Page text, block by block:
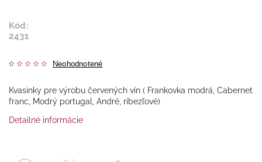
Kód:
2431
Neohodnotené
Kvasinky pre výrobu červených vín ( Frankovka modrá, Cabernet
franc, Modrý portugal, André, ríbezľové)
Detailné informácie